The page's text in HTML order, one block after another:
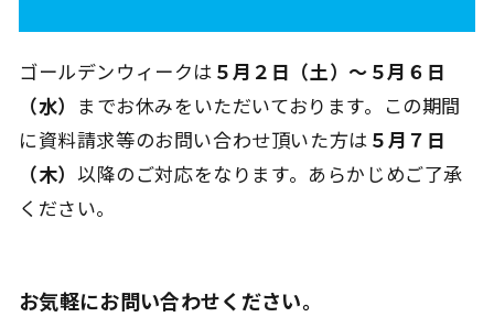
ゴールデンウィークは ５月２日（土）～５月６日
（水） までお休みをいただいております。この期間
に資料請求等のお問い合わせ頂いた方は ５月７日
（木） 以降のご対応をなります。あらかじめご了承
ください。
お気軽にお問い合わせください。